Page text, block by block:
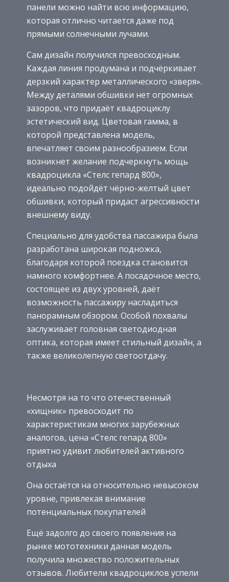
панели можно найти всю информацию,
которая отлично читается даже под
прямыми солнечными лучами.
Сам дизайн получился превосходным.
Каждая линия продумана и подчёркивает
дерзкий характер металлического «зверя».
Между деталями обшивки нет огромных
зазоров, что придаёт квадроциклу
эстетический вид. Цветовая гамма, в
которой представлена модель,
впечатляет своим разнообразием. Если
возникнет желание подчеркнуть мощь
квадроцикла «Стелс гепард 800»,
идеально подойдёт чёрно-желтый цвет
обшивки, который придаст агрессивности
внешнему виду.
Специально для удобства пассажира была
разработана широкая подножка,
благодаря которой поездка становится
намного комфортнее. А посадочное место,
состоящее из двух уровней, даёт
возможность пассажиру насладиться
панорамным обзором. Особой похвалы
заслуживает головная светодиодная
оптика, которая имеет стильный дизайн, а
также великолепную светоотдачу.
Несмотря на то что отечественный
«хищник» превосходит по
характеристикам многих зарубежных
аналогов, цена «Стелс гепард 800»
приятно удивит любителей активного
отдыха
Она остаётся на относительно невысоком
уровне, привлекая внимание
потенциальных покупателей
Ещё задолго до своего появления на
рынке мототехники данная модель
получила множество положительных
отзывов. Любители квадроциклов успели